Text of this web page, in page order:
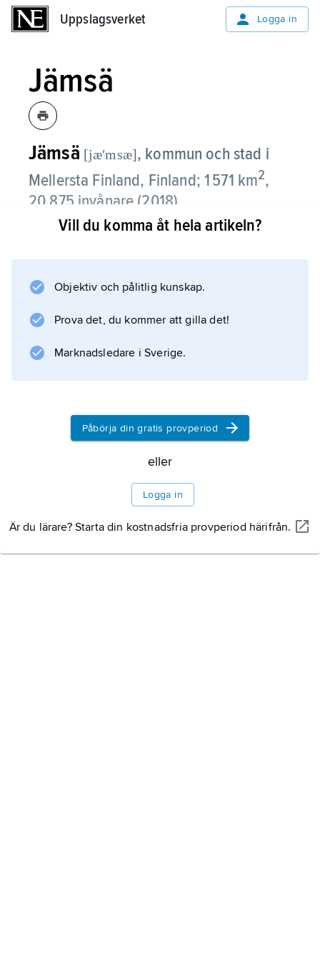
Uppslagsverket Logga in
Jämsä
Jämsä [jæʹmsæ], kommun och stad i
Mellersta Finland, Finland; 1 571 km2,
20 875 invånare (2018).
De flesta arbetsplatserna finns inom
industriarbetsplats är United Papermills
anläggning Kaipola. I kommunen finns även
en betydande flygplansindustri. Även turism
är en viktig näring, och till Jämsä kommer
Information om artikeln
Vill du komma åt hela artikeln?
Objektiv och pålitlig kunskap.
Prova det, du kommer att gilla det!
Marknadsledare i Sverige.
Påbörja din gratis provperiod
eller
Logga in
Är du lärare? Starta din kostnadsfria provperiod härifrån.